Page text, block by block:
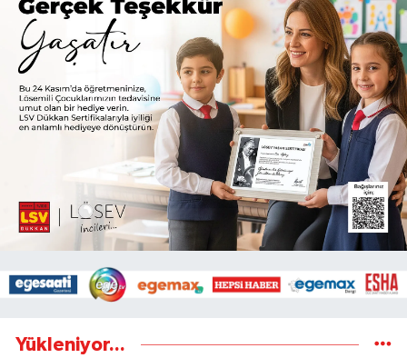
Yükleniyor...